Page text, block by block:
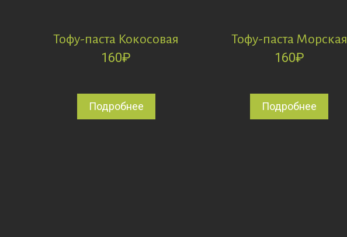
Тофу-паста Кокосовая
160₽
Подробнее
Тофу-паста Морская
160₽
Подробнее